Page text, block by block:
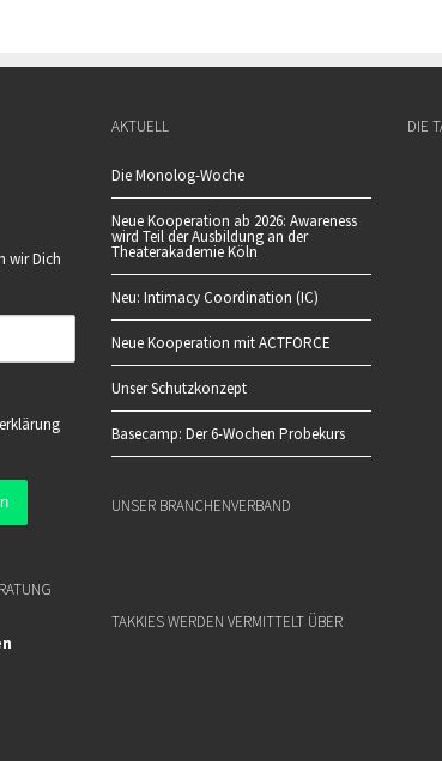
wir Dich
AKTUELL
Die Monolog-Woche
Neue Kooperation ab 2026: Awareness
wird Teil der Ausbildung an der
Theaterakademie Köln
Neu: Intimacy Coordination (IC)
Neue Kooperation mit ACTFORCE
Unser Schutzkonzept
Basecamp: Der 6-Wochen Probekurs
UNSER BRANCHENVERBAND
TAKKIES WERDEN VERMITTELT ÜBER
DIE